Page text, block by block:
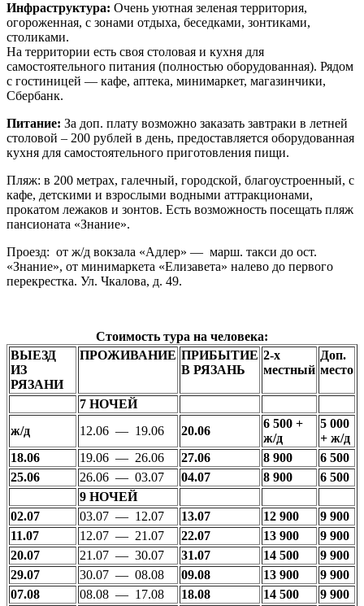
Инфраструктура: Очень уютная зеленая территория,
огороженная, с зонами отдыха, беседками, зонтиками,
столиками.
На территории есть своя столовая и кухня для
самостоятельного питания (полностью оборудованная). Рядом
с гостиницей — кафе, аптека, минимаркет, магазинчики,
Сбербанк.
Питание: За доп. плату возможно заказать завтраки в летней
столовой – 200 рублей в день, предоставляется оборудованная
кухня для самостоятельного приготовления пищи.
Пляж: в 200 метрах, галечный, городской, благоустроенный, с
кафе, детскими и взрослыми водными аттракционами,
прокатом лежаков и зонтов. Есть возможность посещать пляж
пансионата «Знание».
Проезд: от ж/д вокзала «Адлер» — марш. такси до ост.
«Знание», от минимаркета «Елизавета» налево до первого
перекрестка. Ул. Чкалова, д. 49.
Стоимость тура на человека:
ВЫЕЗД
ИЗ
РЯЗАНИ
ПРОЖИВАНИЕ ПРИБЫТИЕ
В РЯЗАНЬ
2-х
местный
Доп.
место
7 НОЧЕЙ
ж/д
12.06 — 19.06 20.06
6 500 +
ж/д
5 000
+ ж/д
18.06
19.06 — 26.06 27.06 8 900
6 500
25.06
26.06 — 03.07 04.07 8 900
6 500
9 НОЧЕЙ
02.07
03.07 — 12.07 13.07 12 900
9 900
11.07
12.07 — 21.07 22.07 13 900
9 900
20.07
21.07 — 30.07 31.07 14 500
9 900
29.07
30.07 — 08.08 09.08 13 900
9 900
07.08
08.08 — 17.08 18.08 14 500
9 900